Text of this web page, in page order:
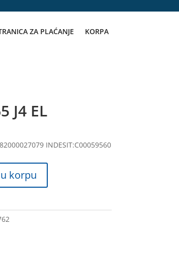
ZA PLAĆANJE KORPA
J4 EL
INDESIT:C00059560
korpu